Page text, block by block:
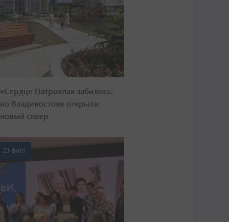
«Сердце Патрокла» забилось:
во Владивостоке открыли
новый сквер
23 фото